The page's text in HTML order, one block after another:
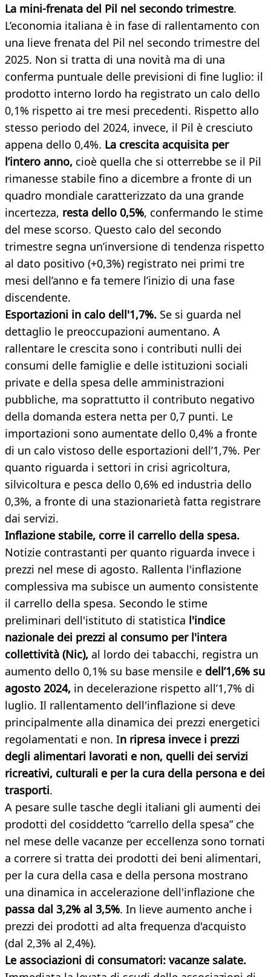
La mini-frenata del Pil nel secondo trimestre.
L’economia italiana è in fase di rallentamento con
una lieve frenata del Pil nel secondo trimestre del
2025. Non si tratta di una novità ma di una
conferma puntuale delle previsioni di fine luglio: il
prodotto interno lordo ha registrato un calo dello
0,1% rispetto ai tre mesi precedenti. Rispetto allo
stesso periodo del 2024, invece, il Pil è cresciuto
appena dello 0,4%. La crescita acquisita per
l’intero anno, cioè quella che si otterrebbe se il Pil
rimanesse stabile fino a dicembre a fronte di un
quadro mondiale caratterizzato da una grande
incertezza, resta dello 0,5%, confermando le stime
del mese scorso. Questo calo del secondo
trimestre segna un’inversione di tendenza rispetto
al dato positivo (+0,3%) registrato nei primi tre
mesi dell’anno e fa temere l’inizio di una fase
discendente.
Esportazioni in calo dell'1,7%. Se si guarda nel
dettaglio le preoccupazioni aumentano. A
rallentare le crescita sono i contributi nulli dei
consumi delle famiglie e delle istituzioni sociali
private e della spesa delle amministrazioni
pubbliche, ma soprattutto il contributo negativo
della domanda estera netta per 0,7 punti. Le
importazioni sono aumentate dello 0,4% a fronte
di un calo vistoso delle esportazioni dell’1,7%. Per
quanto riguarda i settori in crisi agricoltura,
silvicoltura e pesca dello 0,6% ed industria dello
0,3%, a fronte di una stazionarietà fatta registrare
dai servizi.
Inflazione stabile, corre il carrello della spesa.
Notizie contrastanti per quanto riguarda invece i
prezzi nel mese di agosto. Rallenta l'inflazione
complessiva ma subisce un aumento consistente
il carrello della spesa. Secondo le stime
preliminari dell'istituto di statistica l'indice
nazionale dei prezzi al consumo per l'intera
collettività (Nic), al lordo dei tabacchi, registra un
aumento dello 0,1% su base mensile e dell’1,6% su
agosto 2024, in decelerazione rispetto all’1,7% di
luglio. Il rallentamento dell'inflazione si deve
principalmente alla dinamica dei prezzi energetici
regolamentati e non. In ripresa invece i prezzi
degli alimentari lavorati e non, quelli dei servizi
ricreativi, culturali e per la cura della persona e dei
trasporti.
A pesare sulle tasche degli italiani gli aumenti dei
prodotti del cosiddetto “carrello della spesa” che
nel mese delle vacanze per eccellenza sono tornati
a correre si tratta dei prodotti dei beni alimentari,
per la cura della casa e della persona mostrano
una dinamica in accelerazione dell'inflazione che
passa dal 3,2% al 3,5%. In lieve aumento anche i
prezzi dei prodotti ad alta frequenza d'acquisto
(dal 2,3% al 2,4%).
Le associazioni di consumatori: vacanze salate.